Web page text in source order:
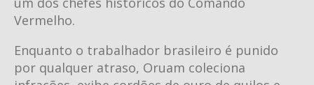
Vermelho.
Enquanto o trabalhador brasileiro é punido
por qualquer atraso, Oruam coleciona